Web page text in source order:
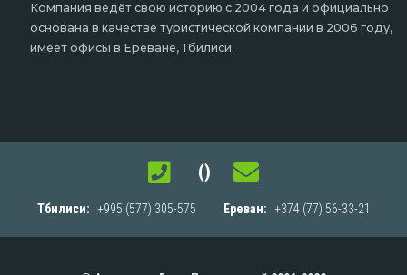
Компания ведёт свою историю с 2004 года и официально
основана в качестве туристической компании в 2006 году,
имеет офисы в Ереване, Тбилиси.
()
Тбилиси: +995 (577) 305-575 Ереван: +374 (77) 56-33-21